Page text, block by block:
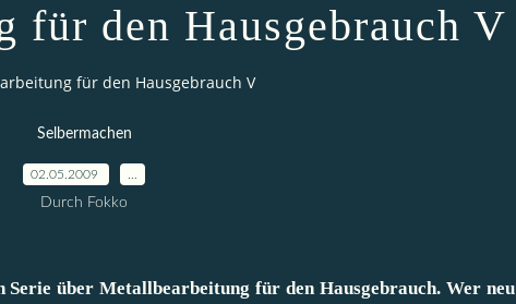
für den Hausgebrauch V
für den Hausgebrauch V
Selbermachen
02.05.2009
Durch Fokko
über Metallbearbeitung für den Hausgebrauch. Wer neu